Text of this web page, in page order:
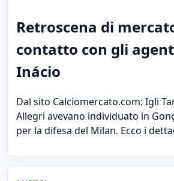
Retroscena di
contatto con gli
Inácio
Dal sito Calciomercato.com: Igli
Allegri avevano individuato in
per la difesa del Milan. Ecco i